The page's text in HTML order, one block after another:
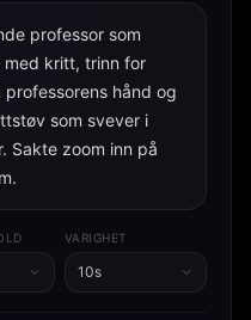
professor som
med kritt, trinn for
hånd og
som svever i
Sakte zoom inn på
VARIGHET
10s